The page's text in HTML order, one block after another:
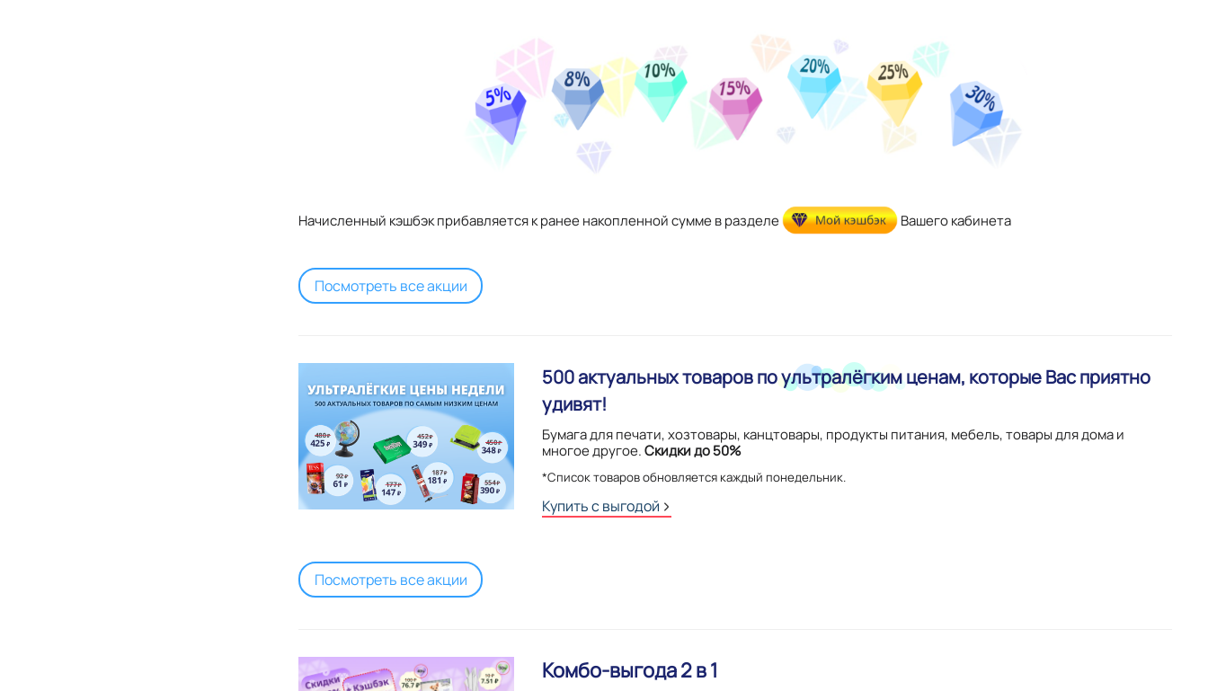
Начисленный кэшбэк прибавляется к ранее накопленной сумме в разделе Вашего кабинета
Посмотреть все акции
500 актуальных товаров поультралёгкимценам, которые Вас приятно
удивят!
Бумага для печати, хозтовары, канцтовары, продукты питания, мебель, товары для дома и
многое другое.Скидки до 50%
*Список товаров обновляется каждый понедельник.
Купить с выгодой
Посмотреть все акции
Комбо-выгода 2 в 1